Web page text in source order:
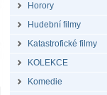
Horory
Hudební filmy
Katastrofické filmy
KOLEKCE
Komedie